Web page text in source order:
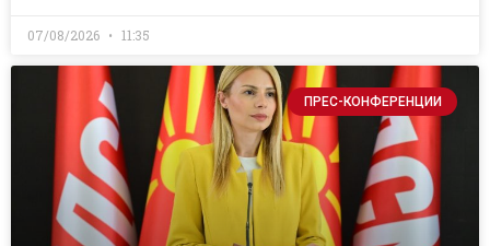
07/08/2026 11:35
ПРЕС-КОНФЕРЕНЦИИ